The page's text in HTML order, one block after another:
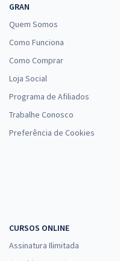
GRAN
Quem Somos
Como Funciona
Como Comprar
Loja Social
Programa de Afiliados
Trabalhe Conosco
Preferência de Cookies
CURSOS ONLINE
Assinatura Ilimitada